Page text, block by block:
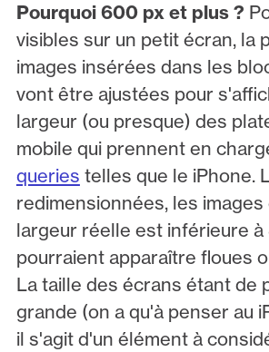
Pourquoi 600 px et plus ?
visibles sur un petit écran, la
images insérées dans les
vont être ajustées pour
largeur (ou presque) des
mobile qui prennent en
queries telles que le iPhone.
redimensionnées, les images
largeur réelle est inférieure
pourraient apparaître floues
La taille des écrans étant de
grande (on a qu'à penser au
il s'agit d'un élément à